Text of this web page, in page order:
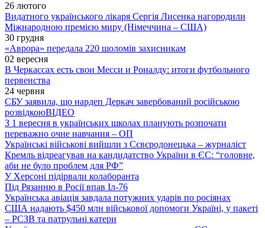
26 лютого
Видатного українського лікаря Сергія Лисенка нагородили
Міжнародною премією миру (Німеччина – США)
30 грудня
«Аврора» передала 220 шоломів захисникам
02 вересня
В Черкассах есть свои Месси и Роналду: итоги футбольного
первенства
24 червня
СБУ заявила, що нардеп Деркач завербований російською
розвідкоюВІДЕО
З 1 вересня в українських школах планують розпочати
переважно очне навчання – ОП
Українські військові вийшли з Сєвєродонецька – журналіст
Кремль відреагував на кандидатство України в ЄС: “головне,
аби не було проблем для РФ”
У Херсоні підірвали колаборанта
Під Рязанню в Росії впав Іл-76
Українська авіація завдала потужних ударів по росіянах
США надають $450 млн військової допомоги Україні, у пакеті
– РСЗВ та патрульні катери